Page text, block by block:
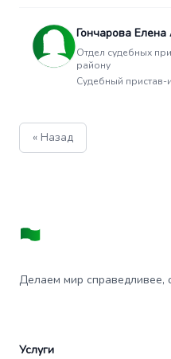
Гончарова
Отдел судебных
району
Судебный пристав-
« Назад
Делаем мир справедливее,
Услуги